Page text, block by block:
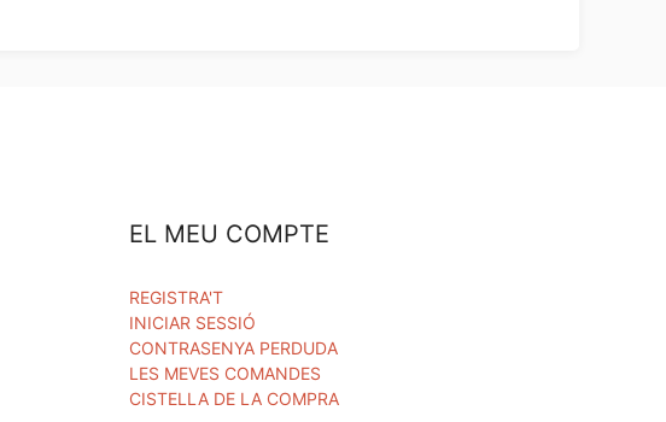
EL MEU COMPTE
REGISTRA'T
INICIAR SESSIÓ
CONTRASENYA PERDUDA
LES MEVES COMANDES
CISTELLA DE LA COMPRA